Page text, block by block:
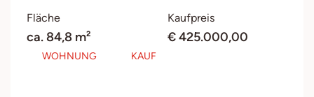
Fläche
ca. 84,8 m²
Kaufpreis
€ 425.000,00
WOHNUNG KAUF